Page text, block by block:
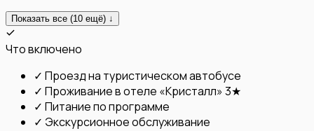
Показать все (10 ещё) ↓
Что включено
✓ Проезд на туристическом автобусе
✓ Проживание в отеле «Кристалл» 3★
✓ Питание по программе
✓ Экскурсионное обслуживание